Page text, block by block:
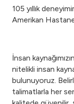
105 yıllık
Amerikan
İnsan
nitelikli insan
bulunuyoruz.
talimatlarla her